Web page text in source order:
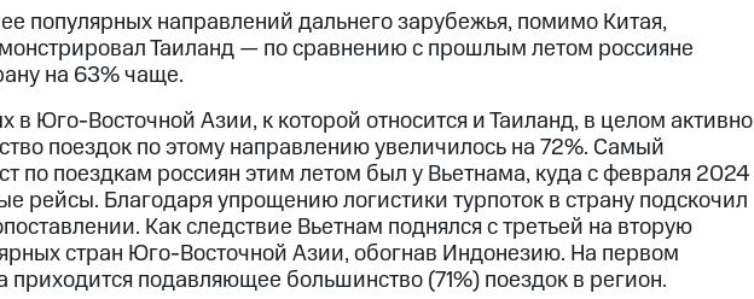
популярных направлений дальнего зарубежья, помимо Китая,
Таиланд — по сравнению с прошлым летом россияне
на 63% чаще.
в Юго-Восточной Азии, к которой относится и Таиланд, в целом активно
поездок по этому направлению увеличилось на 72%. Самый
по поездкам россиян этим летом был у Вьетнама, куда с февраля 2024
рейсы. Благодаря упрощению логистики турпоток в страну подскочил
Как следствие Вьетнам поднялся с третьей на вторую
стран Юго-Восточной Азии, обогнав Индонезию. На первом
приходится подавляющее большинство (71%) поездок в регион.